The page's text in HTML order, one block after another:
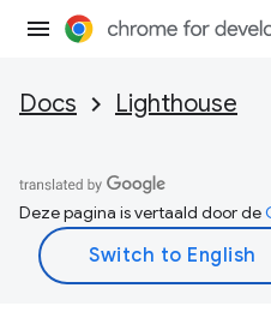
Docs Lighthouse
Deze pagina is vertaald door de